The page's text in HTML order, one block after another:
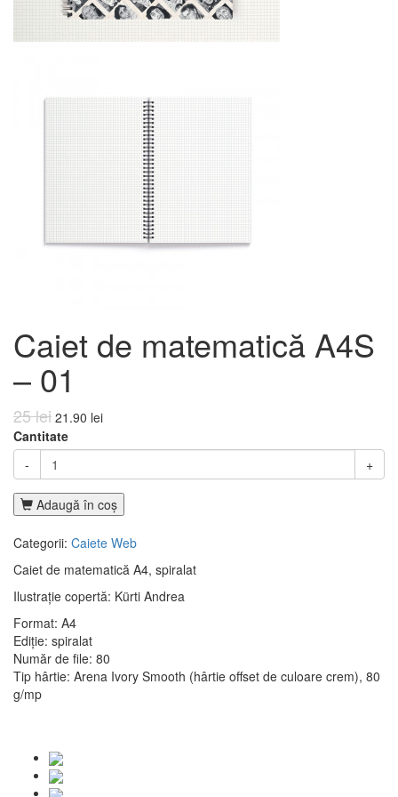
Caiet de matematică A4S
– 01
25 lei 21.90 lei
Cantitate
-
+
Adaugă în coş
Categorii: Caiete Web
Caiet de matematică A4, spiralat
Ilustrație copertă: Kürti Andrea
Format: A4
Ediție: spiralat
Număr de file: 80
Tip hârtie: Arena Ivory Smooth (hârtie offset de culoare crem), 80
g/mp